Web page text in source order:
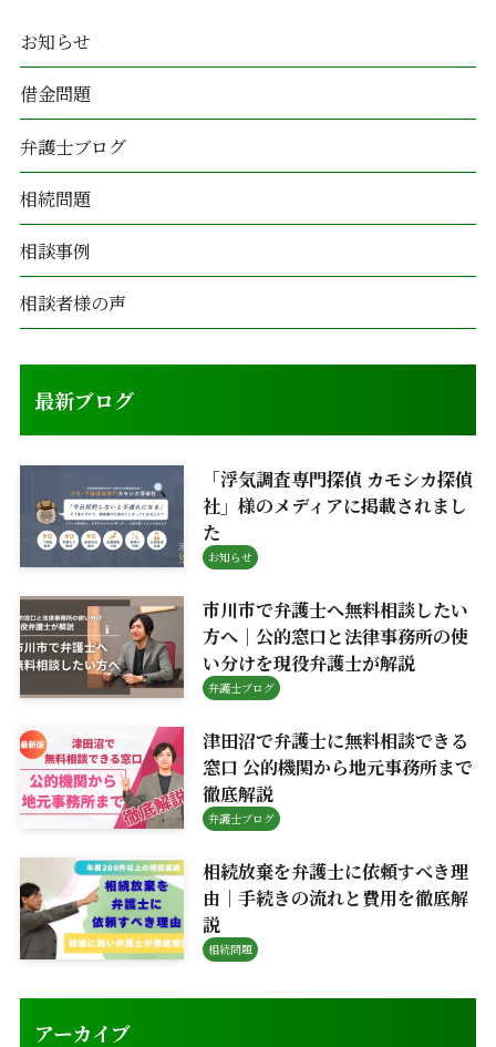
お知らせ
借金問題
弁護士ブログ
相続問題
相談事例
相談者様の声
最新ブログ
「浮気調査専門探偵 カモシカ探偵
社」様のメディアに掲載されまし
た
お知らせ
市川市で弁護士へ無料相談したい
方へ｜公的窓口と法律事務所の使
い分けを現役弁護士が解説
弁護士ブログ
津田沼で弁護士に無料相談できる
窓口 公的機関から地元事務所まで
徹底解説
弁護士ブログ
相続放棄を弁護士に依頼すべき理
由｜手続きの流れと費用を徹底解
説
相続問題
アーカイブ